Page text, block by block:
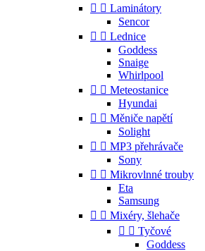
  Laminátory
Sencor
  Lednice
Goddess
Snaige
Whirlpool
  Meteostanice
Hyundai
  Měniče napětí
Solight
  MP3 přehrávače
Sony
  Mikrovlnné trouby
Eta
Samsung
  Mixéry, šlehače
  Tyčové
Goddess